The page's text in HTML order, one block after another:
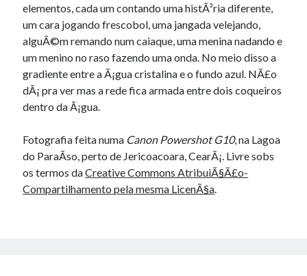
elementos, cada um contando uma histÃ³ria diferente,
um cara jogando frescobol, uma jangada velejando,
alguÃ©m remando num caiaque, uma menina nadando e
um menino no raso fazendo uma onda. No meio disso a
gradiente entre a Ã¡gua cristalina e o fundo azul. NÃ£o
dÃ¡ pra ver mas a rede fica armada entre dois coqueiros
dentro da Ã¡gua.
Fotografia feita numa Canon Powershot G10, na Lagoa
do ParaÃ­so, perto de Jericoacoara, CearÃ¡. Livre sobs
os termos daCreative Commons AtribuiÃ§Ã£o-
Compartilhamento pela mesma LicenÃ§a.